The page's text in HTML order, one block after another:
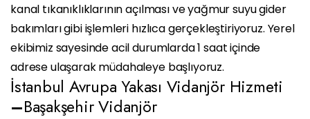
kanal tıkanıklıklarının açılması ve yağmur suyu gider
bakımları gibi işlemleri hızlıca gerçekleştiriyoruz. Yerel
ekibimiz sayesinde acil durumlarda 1 saat içinde
adrese ulaşarak müdahaleye başlıyoruz.
İstanbul Avrupa Yakası Vidanjör Hizmeti
–Başakşehir Vidanjör